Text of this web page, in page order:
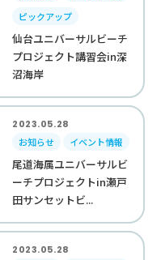
ピックアップ
仙台ユニバーサルビーチ
プロジェクト講習会in深
沼海岸
2023.05.28
お知らせ
イベント情報
尾道海属ユニバーサルビ
ーチプロジェクトin瀬戸
田サンセットビ...
2023.05.28